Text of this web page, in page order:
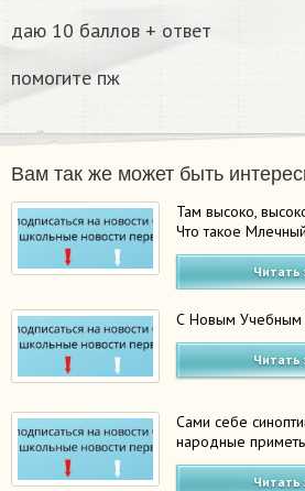
даю 10 баллов + ответ
помогите пж
Вам так же может быть
Там высоко,
Что такое
Читать
С Новым Учебным
Читать
Сами себе
народные
Читать